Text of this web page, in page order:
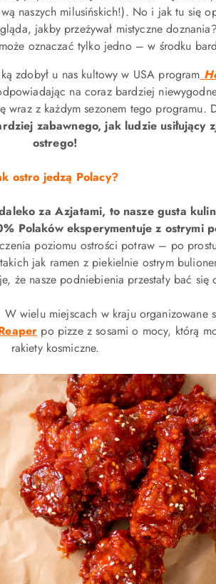
naszych milusińskich!). No i jak tu się
jakby przeżywał mistyczne
oznaczać tylko jedno – w środku
zdobył u nas kultowy w USA program
na coraz bardziej
wraz z każdym sezonem tego programu.
zabawnego, jak ludzie usiłujący
ostrego!
ostro jedzą Polacy?
za Azjatami, to nasze gusta
Polaków eksperymentuje z ostrymi
poziomu ostrości potraw – po
jak ramen z piekielnie ostrym
że nasze podniebienia przestały bać się
W wielu miejscach w kraju organizowane
po pizze z sosami o mocy, którą
rakiety kosmiczne.